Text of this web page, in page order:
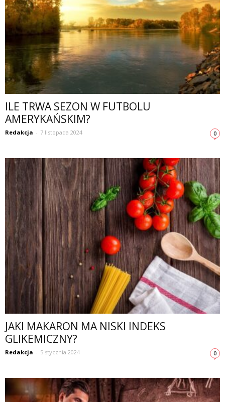
ILE TRWA SEZON W FUTBOLU
AMERYKAŃSKIM?
Redakcja - 7 listopada 2024 0
JAKI MAKARON MA NISKI INDEKS
GLIKEMICZNY?
Redakcja - 5 stycznia 2024 0